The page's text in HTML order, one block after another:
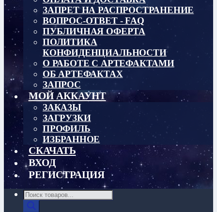
ЗАПРЕТ НА РАСПРОСТРАНЕНИЕ
ВОПРОС-ОТВЕТ - FAQ
ПУБЛИЧНАЯ ОФЕРТА
ПОЛИТИКА
КОНФИДЕНЦИАЛЬНОСТИ
О РАБОТЕ С АРТЕФАКТАМИ
ОБ АРТЕФАКТАХ
ЗАПРОС
МОЙ АККАУНТ
ЗАКАЗЫ
ЗАГРУЗКИ
ПРОФИЛЬ
ИЗБРАННОЕ
СКАЧАТЬ
ВХОД
РЕГИСТРАЦИЯ
Поиск
товаров